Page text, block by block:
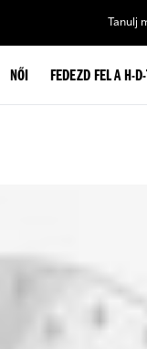
Tanulj
NŐI FEDEZD FEL A H-